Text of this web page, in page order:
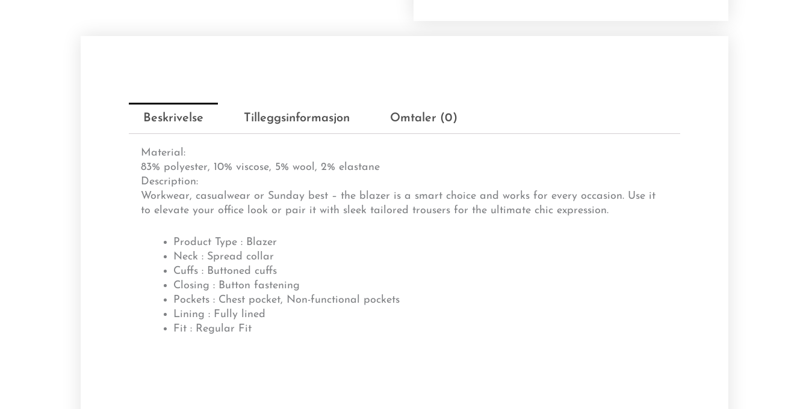
Beskrivelse Tilleggsinformasjon Omtaler (0)
Material:
83% polyester, 10% viscose, 5% wool, 2% elastane
Description:
Workwear, casualwear or Sunday best – the blazer is a smart choice and works for every occasion. Use it
to elevate your office look or pair it with sleek tailored trousers for the ultimate chic expression.
Product Type : Blazer
Neck : Spread collar
Cuffs : Buttoned cuffs
Closing : Button fastening
Pockets : Chest pocket, Non-functional pockets
Lining : Fully lined
Fit : Regular Fit